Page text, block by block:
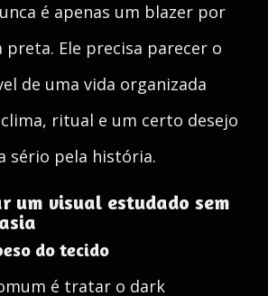
é apenas um blazer por
preta. Ele precisa parecer o
de uma vida organizada
ritual e um certo desejo
sério pela história.
um visual estudado sem
do tecido
é tratar o dark